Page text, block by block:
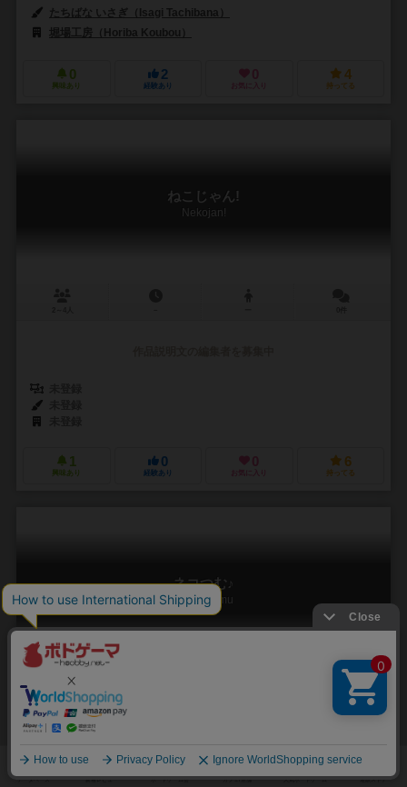
たちばな いさぎ（Isagi Tachibana）
堀場工房（Horiba Koubou）
0
興味あり
2
経験あり
0
お気に入り
4
持ってる
ねこじゃん!
Nekojan!
1
興味あり
0
経験あり
0
お気に入り
6
持ってる
ネコつむ♪
Neko-tsumu
1～4人
nine-D